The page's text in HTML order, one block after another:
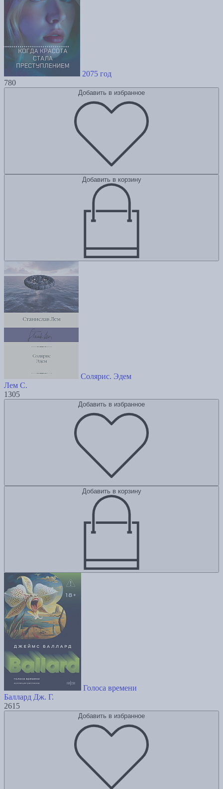
2075 год
780
Добавить в избранное
Добавить в корзину
Солярис. Эдем
Лем С.
1305
Добавить в избранное
Добавить в корзину
Голоса времени
Баллард Дж. Г.
2615
Добавить в избранное